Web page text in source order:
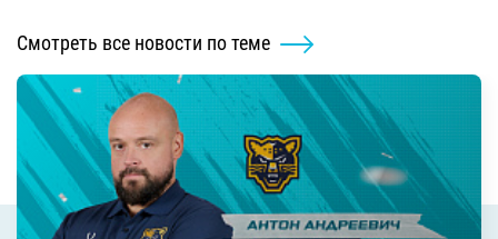
Смотреть все новости по теме